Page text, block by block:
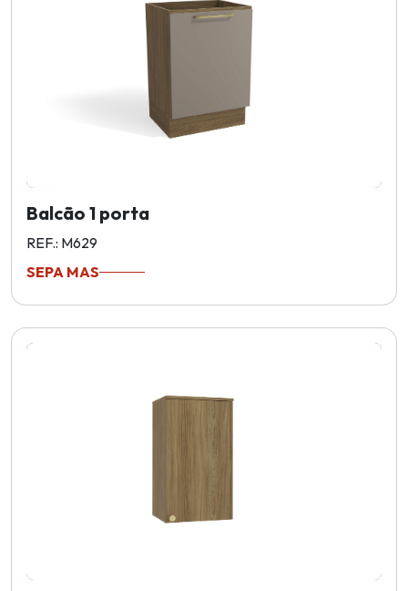
Balcão 1 porta
REF.: M629
SEPA MAS